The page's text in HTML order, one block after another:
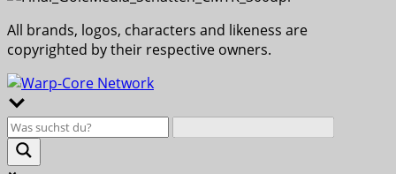
All brands, logos, characters and likeness are
copyrighted by their respective owners.